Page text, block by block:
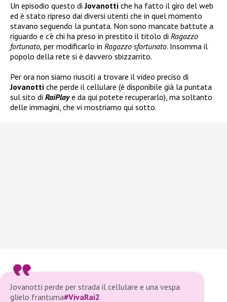
Un episodio questo diJovanotti che ha fatto il giro del web
ed è stato ripreso dai diversi utenti che in quel momento
stavano seguendo la puntata. Non sono mancate battute a
riguardo e c’è chi ha preso in prestito il titolo di Ragazzo
fortunato, per modificarlo in Ragazzo sfortunato. Insomma il
popolo della rete si è davvero sbizzarrito.
Per ora non siamo riusciti a trovare il video preciso di
Jovanotti che perde il cellulare (è disponibile già la puntata
sul sito di RaiPlaye da qui potete recuperarlo), ma soltanto
delle immagini, che vi mostriamo qui sotto.
Jovanotti perde per strada il cellulare e una vespa
glielo frantuma#VivaRai2